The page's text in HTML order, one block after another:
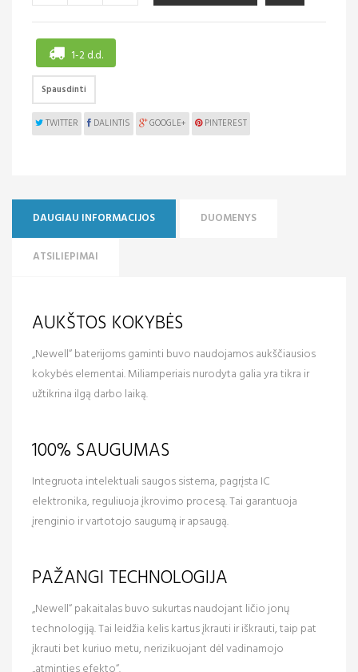
1-2 d.d.
Spausdinti
TWITTER DALINTIS GOOGLE+ PINTEREST
DAUGIAU INFORMACIJOS DUOMENYS
ATSILIEPIMAI
AUKŠTOS KOKYBĖS
„Newell“ baterijoms gaminti buvo naudojamos aukščiausios
kokybės elementai. Miliamperiais nurodyta galia yra tikra ir
užtikrina ilgą darbo laiką.
100% SAUGUMAS
Integruota intelektuali saugos sistema, pagrįsta IC
elektronika, reguliuoja įkrovimo procesą. Tai garantuoja
įrenginio ir vartotojo saugumą ir apsaugą.
PAŽANGI TECHNOLOGIJA
„Newell“ pakaitalas buvo sukurtas naudojant ličio jonų
technologiją. Tai leidžia kelis kartus įkrauti ir iškrauti, taip pat
įkrauti bet kuriuo metu, nerizikuojant dėl vadinamojo